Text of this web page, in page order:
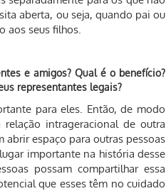
aberta, ou seja, quando pai ou
aos seus filhos.
e amigos? Qual é o benefício?
representantes legais?
para eles. Então, de modo
intrageracional de outra
espaço para outras pessoas
importante na história desse
possam compartilhar essa
que esses têm no cuidado